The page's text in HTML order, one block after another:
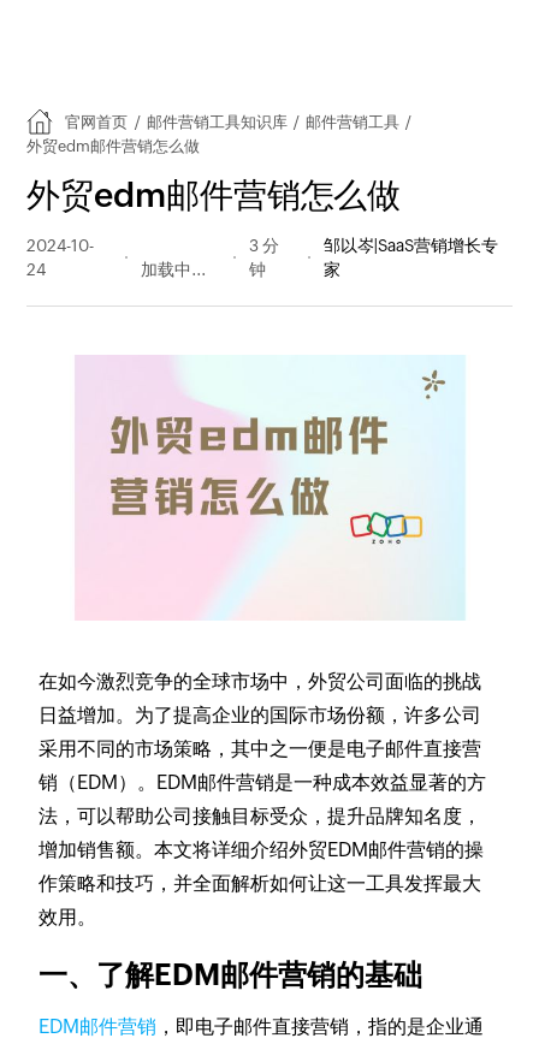
官网首页 / 邮件营销工具知识库 / 邮件营销工具 /
外贸edm邮件营销怎么做
外贸edm邮件营销怎么做
2024-10-
24
量
3 分
钟
邹以岑|SaaS营销增长专
家
在如今激烈竞争的全球市场中，外贸公司面临的挑战
日益增加。为了提高企业的国际市场份额，许多公司
采用不同的市场策略，其中之一便是电子邮件直接营
销（EDM）。EDM邮件营销是一种成本效益显著的方
法，可以帮助公司接触目标受众，提升品牌知名度，
增加销售额。本文将详细介绍外贸EDM邮件营销的操
作策略和技巧，并全面解析如何让这一工具发挥最大
效用。
一、了解EDM邮件营销的基础
EDM邮件营销 ，即电子邮件直接营销，指的是企业通